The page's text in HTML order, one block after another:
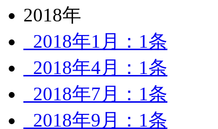
2018年
2018年1月：1条
2018年4月：1条
2018年7月：1条
2018年9月：1条